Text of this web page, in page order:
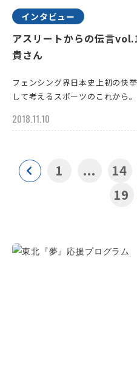
インタビュー
アスリートからの伝言
貴さん
フェンシング界日本史上初の快
して考えるスポーツのこれから。
2018.11.10
1 ... 14
19